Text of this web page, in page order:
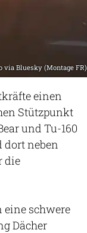
via Bluesky (Montage FR)
einen
Stützpunkt
und Tu-160
neben
die
eine schwere
Dächer